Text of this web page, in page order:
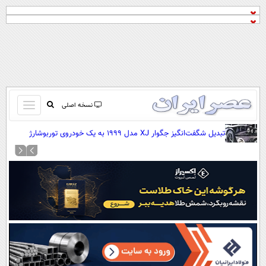
نسخه اصلی
باز
و
بسته
کردن
صفحه اول
آرشیو
نظرسنجی
آب و هوا
اوقات شرعی
سواد زندگی
تبدیل شگفت‌انگیز جگوار XJ مدل ۱۹۹۹ به یک خودروی توربوشارژ